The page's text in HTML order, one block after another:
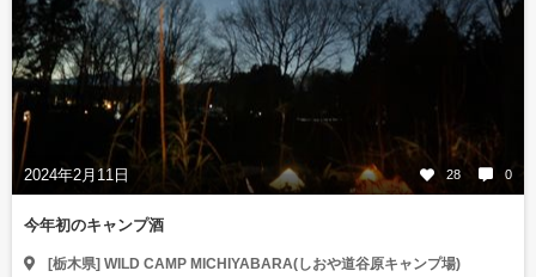
2024年2月11日 28 0
今年初のキャンプ酒
[栃木県] WILD CAMP MICHIYABARA(しおや道谷原キャンプ場)